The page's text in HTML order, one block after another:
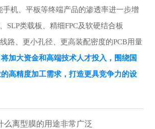
手机、平板等终端产品的渗透率进一步增
SLP类载板、精细FPC及软硬结合板
路、更小孔径、更高装配密度的PCB用量
加大资金和高端技术人才投入，围绕国
高精度加工需求，打造更具竞争力的设
么离型膜的用途非常广泛